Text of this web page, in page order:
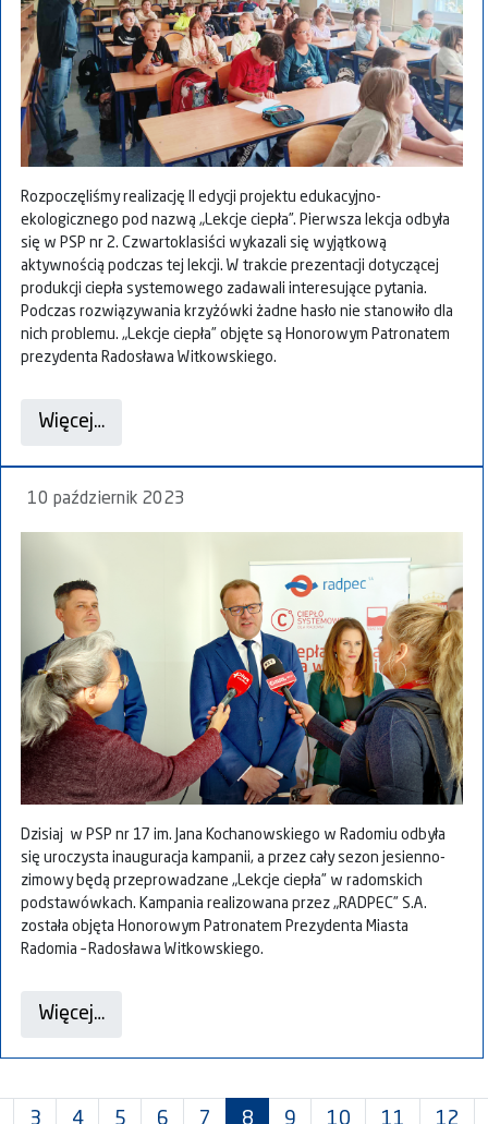
Rozpoczęliśmy realizację II edycji projektu edukacyjno-
ekologicznego pod nazwą „Lekcje ciepła”. Pierwsza lekcja odbyła
się w PSP nr 2. Czwartoklasiści wykazali się wyjątkową
aktywnością podczas tej lekcji. W trakcie prezentacji dotyczącej
produkcji ciepła systemowego zadawali interesujące pytania.
Podczas rozwiązywania krzyżówki żadne hasło nie stanowiło dla
nich problemu. „Lekcje ciepła” objęte są Honorowym Patronatem
prezydenta Radosława Witkowskiego.
Więcej…
10 październik 2023
Dzisiaj w PSP nr 1️7️ im. Jana Kochanowskiego w Radomiu odbyła
się uroczysta inauguracja kampanii, a przez cały sezon jesienno-
zimowy będą przeprowadzane „Lekcje ciepła” w radomskich
podstawówkach. Kampania realizowana przez „RADPEC” S.A.
została objęta Honorowym Patronatem Prezydenta Miasta
Radomia – Radosława Witkowskiego.
Więcej…